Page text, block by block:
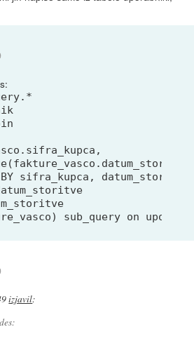
sifra_kupca, datum_storitve
izjavil: